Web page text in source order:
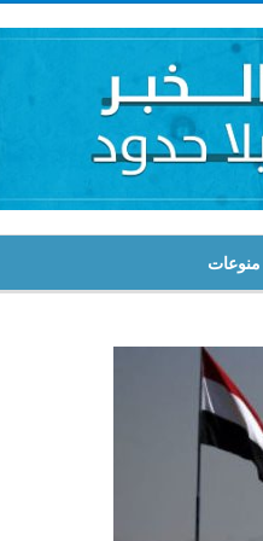
منوعات